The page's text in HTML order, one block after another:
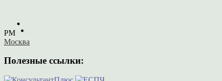
PM
Москва
Полезные ссылки: